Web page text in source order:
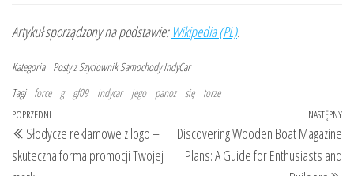
Artykuł sporządzony na podstawie:Wikipedia (PL).
Kategoria Posty z SzyciownikSamochody IndyCar
Tagi force g gf09 indycar jego panoz się torze
Nawigacja
wpisu
Poprzedni
wpis
POPRZEDNI
Słodycze reklamowe z logo –
skuteczna forma promocji Twojej
NASTĘPNY
Discovering Wooden Boat Magazine
Plans: A Guide for Enthusiasts and